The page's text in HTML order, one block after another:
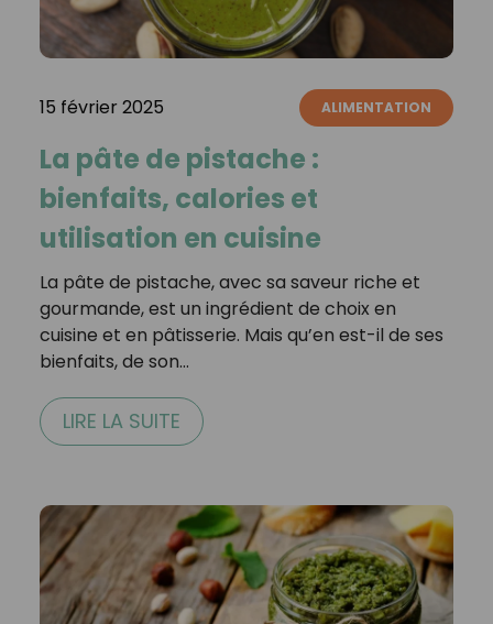
15 février 2025 ALIMENTATION
La pâte de pistache :
bienfaits, calories et
utilisation en cuisine
La pâte de pistache, avec sa saveur riche et
gourmande, est un ingrédient de choix en
cuisine et en pâtisserie. Mais qu’en est-il de ses
bienfaits, de son…
LIRE LA SUITE